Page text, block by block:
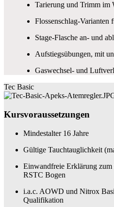
Tarierung und Trimm im
Flossenschlag-Varianten
Stage-Flasche an- und
Aufstiegsübungen, mit
Gaswechsel- und
Tec Basic
Kursvoraussetzungen
Mindestalter 16 Jahre
Gültige Tauchtauglichkeit
Einwandfreie Erklärung zum
RSTC Bogen
i.a.c. AOWD und Nitrox
Qualifikation